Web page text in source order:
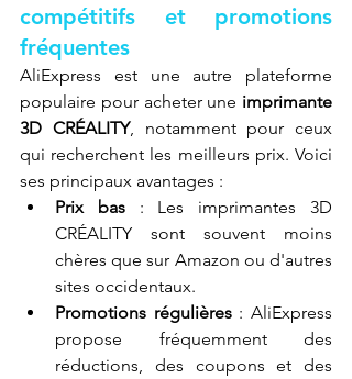
compétitifs et promotions
fréquentes
AliExpress est une autre plateforme
populaire pour acheter une imprimante
3D CRÉALITY, notamment pour ceux
qui recherchent les meilleurs prix. Voici
ses principaux avantages :
Prix bas : Les imprimantes 3D
CRÉALITY sont souvent moins
chères que sur Amazon ou d'autres
sites occidentaux.
Promotions régulières : AliExpress
propose fréquemment des
réductions, des coupons et des